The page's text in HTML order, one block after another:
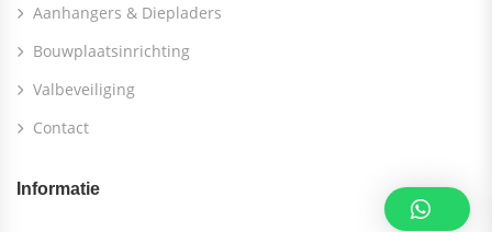
Aanhangers & Diepladers
Bouwplaatsinrichting
Valbeveiliging
Contact
Informatie